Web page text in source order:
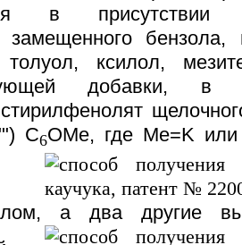
в присутствии
замещенного бензола,
толуол, ксилол,
добавки, в
С6ОМе, где Ме=K
а два другие